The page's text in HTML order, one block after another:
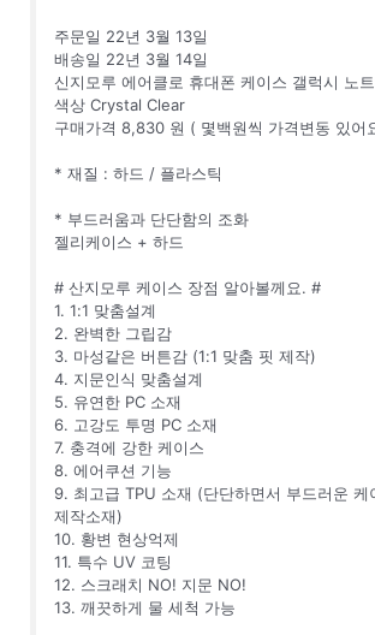
주문일 22년 3월 13일
배송일 22년 3월 14일
신지모루 에어클로 휴대폰 케이스 갤럭시 노
색상 Crystal Clear
구매가격 8,830 원 ( 몇백원씩 가격변동 있어
* 재질 : 하드 / 플라스틱
* 부드러움과 단단함의 조화
젤리케이스 + 하드
# 산지모루 케이스 장점 알아볼께요. #
1. 1:1 맞춤설계
2. 완벽한 그립감
3. 마성같은 버튼감 (1:1 맞춤 핏 제작)
4. 지문인식 맞춤설계
5. 유연한 PC 소재
6. 고강도 투명 PC 소재
7. 충격에 강한 케이스
8. 에어쿠션 기능
9. 최고급 TPU 소재 (단단하면서 부드러운 케
제작소재)
10. 황변 현상억제
11. 특수 UV 코팅
12. 스크래치 NO! 지문 NO!
13. 깨끗하게 물 세척 가능